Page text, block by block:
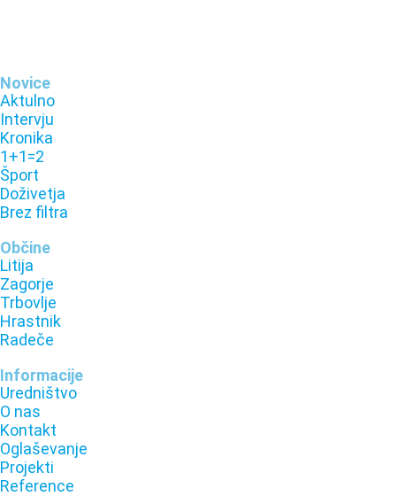
Novice
Aktulno
Intervju
Kronika
1+1=2
Šport
Doživetja
Brez filtra
Občine
Litija
Zagorje
Trbovlje
Hrastnik
Radeče
Informacije
Uredništvo
O nas
Kontakt
Oglaševanje
Projekti
Reference